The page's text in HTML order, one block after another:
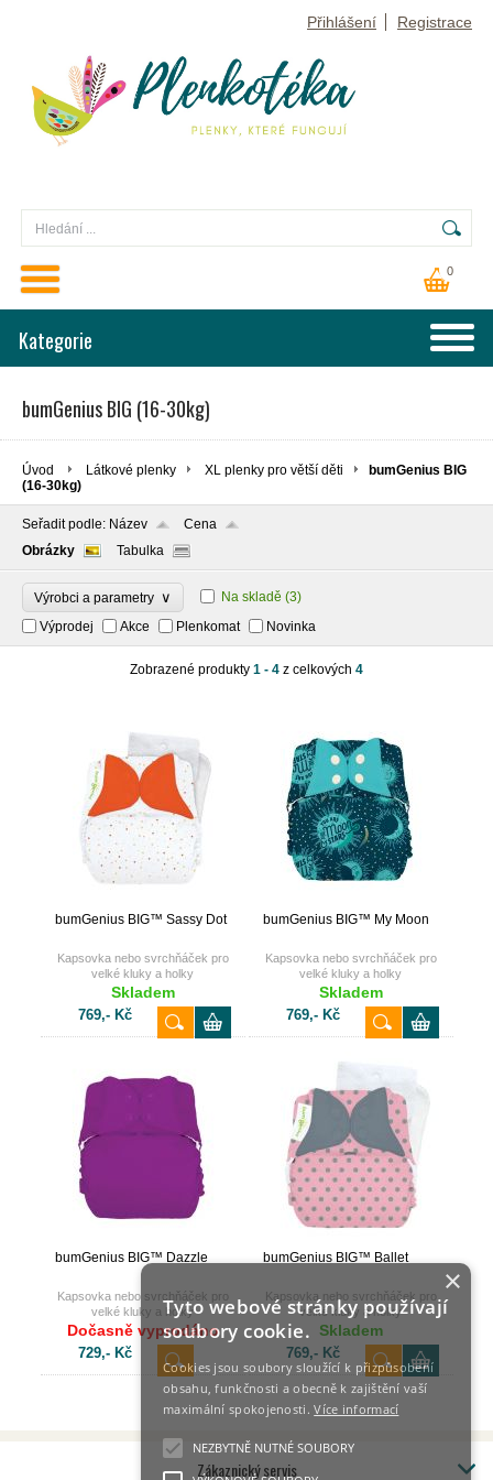
Přihlášení Registrace
0
Kategorie
bumGenius BIG (16-30kg)
Úvod Látkové plenky XL plenky pro větší děti
bumGenius BIG
(16-30kg)
Seřadit podle: Název
Cena
Obrázky
Tabulka
Výrobci a parametry ∨ Na skladě (3)
Výprodej
Akce Plenkomat Novinka
Zobrazené produkty 1 - 4 z celkových 4
bumGenius BIG™ Sassy Dot
Kapsovka nebo svrchňáček pro
velké kluky a holky
Skladem
769,- Kč
bumGenius BIG™ My Moon
Kapsovka nebo svrchňáček pro
velké kluky a holky
Skladem
769,- Kč
bumGenius BIG™ Dazzle
Kapsovka nebo svrchňáček pro
velké kluky a holky
Dočasně vyprodáno
729,- Kč
bumGenius BIG™ Ballet
Kapsovka nebo svrchňáček pro
velké kluky a holky
Skladem
769,- Kč
Zákaznický servis
×
Tyto webové stránky používají
soubory cookie.
Cookies jsou soubory sloužící k přizpůsobení
obsahu, funkčnosti a obecně k zajištění vaší
maximální spokojenosti.Více informací
NEZBYTNĚ NUTNÉ SOUBORY